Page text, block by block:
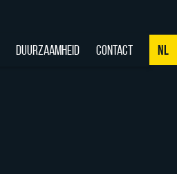
DUURZAAMHEID CONTACT NL